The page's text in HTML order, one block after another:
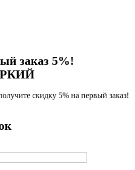
заказ 5%!
скидку 5% на первый заказ!